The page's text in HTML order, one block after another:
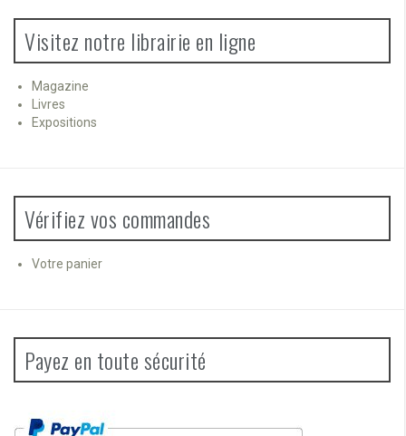
Visitez notre librairie en ligne
Magazine
Livres
Expositions
Vérifiez vos commandes
Votre panier
Payez en toute sécurité